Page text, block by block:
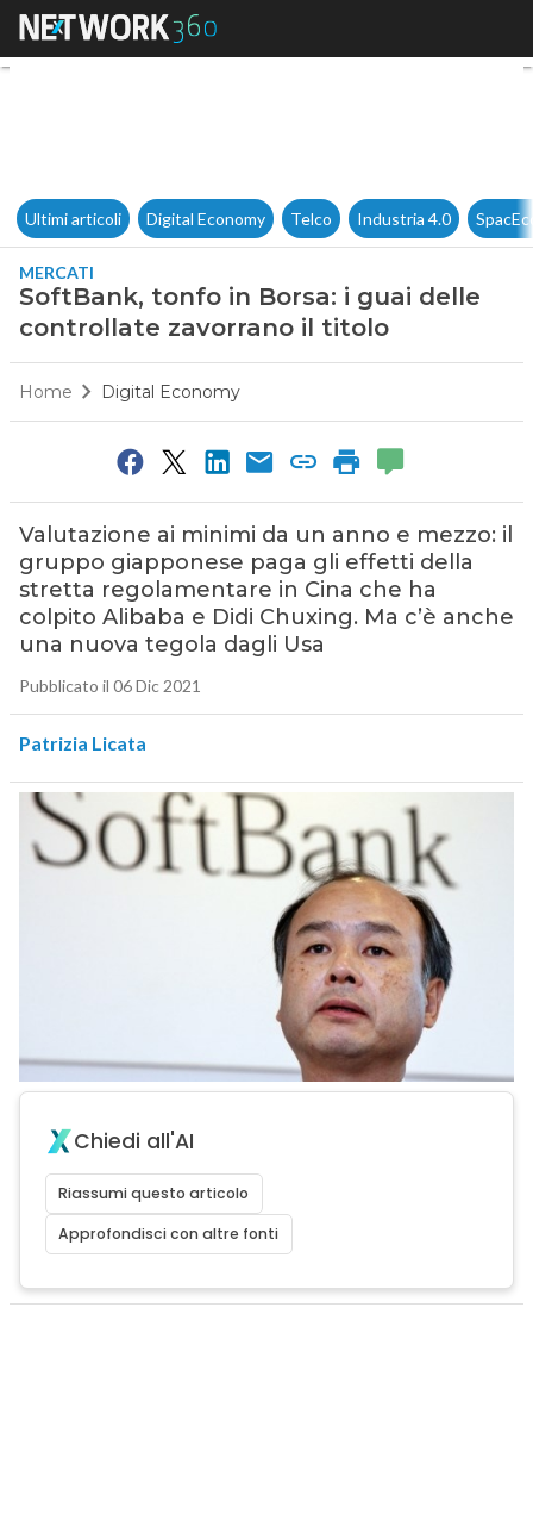
SoftBank, tonfo in Borsa: i
Ultimi articoli Digital Economy Telco Industria 4.0
MERCATI
SoftBank, tonfo in Borsa: i guai delle
controllate zavorrano il titolo
Home Digital Economy
Valutazione ai minimi da un anno e mezzo: il
gruppo giapponese paga gli effetti della
stretta regolamentare in Cina che ha
colpito Alibaba e Didi Chuxing. Ma c’è anche
una nuova tegola dagli Usa
Pubblicato il 06 Dic 2021
Patrizia Licata
Chiedi all'AI
Riassumi questo articolo
Approfondisci con altre fonti